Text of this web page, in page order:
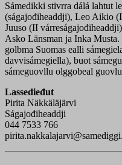
Sámedikki stivrra dálá lahtut
(ságajođiheaddji), Leo Aikio
Juuso (II
Asko Länsman ja Inka
golbma Suomas ealli
davvisámegiella), buot
sámeguovllu olggobeal
Lassedieđut
Pirita Näkkäläjärvi
Ságajođiheaddji
044 7533 766